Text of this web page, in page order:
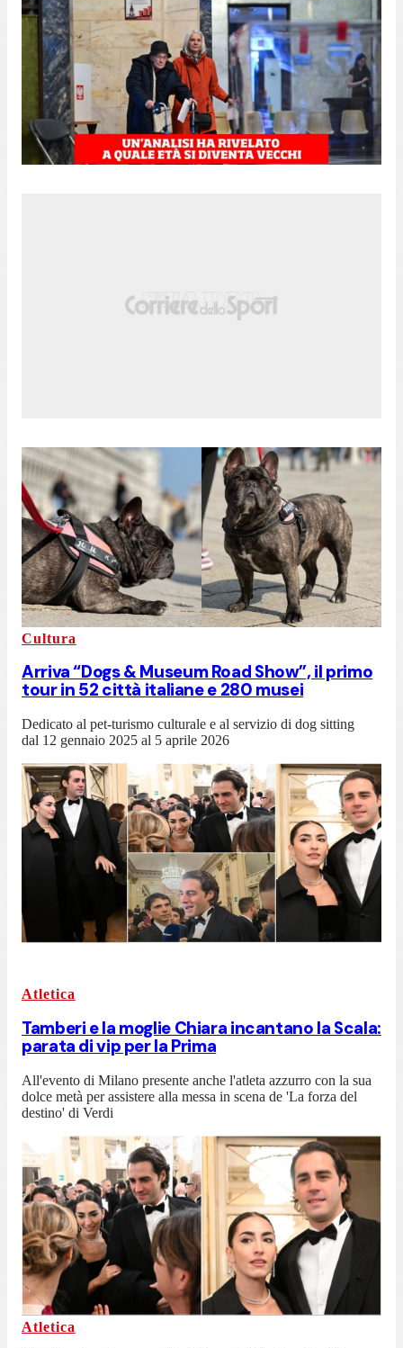
Cultura
Arriva “Dogs & Museum Road Show”, il primo
tour in 52 città italiane e 280 musei
Dedicato al pet-turismo culturale e al servizio di dog sitting
dal 12 gennaio 2025 al 5 aprile 2026
Atletica
Tamberi e la moglie Chiara incantano la Scala:
parata di vip per la Prima
All'evento di Milano presente anche l'atleta azzurro con la sua
dolce metà per assistere alla messa in scena de 'La forza del
destino' di Verdi
Atletica